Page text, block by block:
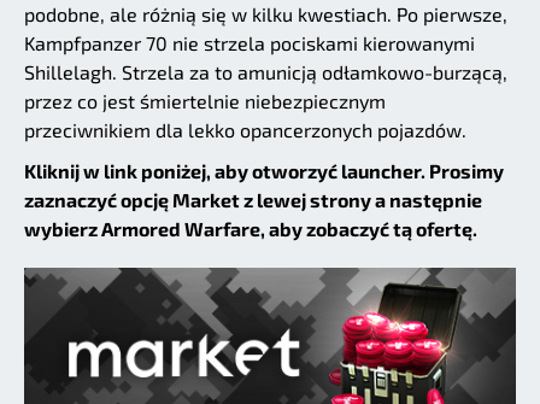
podobne, ale różnią się w kilku kwestiach. Po pierwsze,
Kampfpanzer 70 nie strzela pociskami kierowanymi
Shillelagh. Strzela za to amunicją odłamkowo-burzącą,
przez co jest śmiertelnie niebezpiecznym
przeciwnikiem dla lekko opancerzonych pojazdów.
Kliknij w link poniżej, aby otworzyć launcher. Prosimy
zaznaczyć opcję Market z lewej strony a następnie
wybierz Armored Warfare, aby zobaczyć tą ofertę.